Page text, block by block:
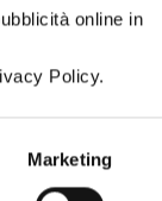
online in
Policy.
Marketing